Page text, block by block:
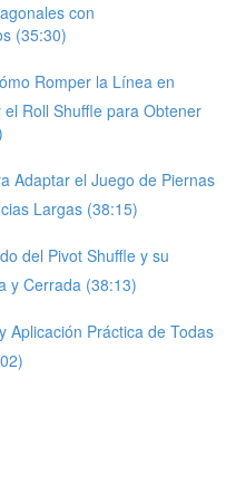
con
(35:30)
Romper la Línea en
Roll Shuffle para Obtener
Adaptar el Juego de Piernas
Largas (38:15)
del Pivot Shuffle y su
y Cerrada (38:13)
Aplicación Práctica de Todas